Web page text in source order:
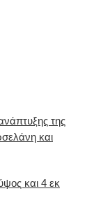
της
και
και 4 εκ